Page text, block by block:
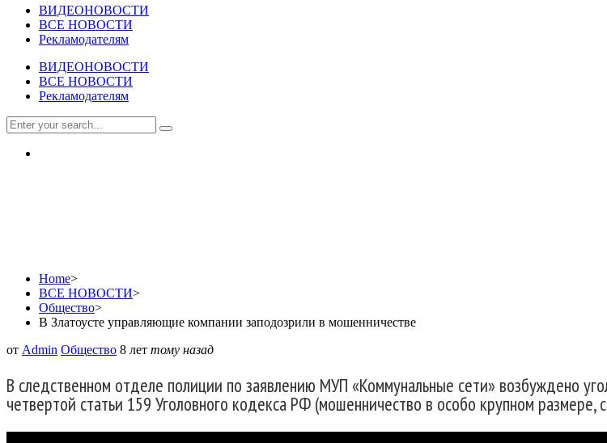
ВИДЕОНОВОСТИ
ВСЕ НОВОСТИ
Рекламодателям
ВИДЕОНОВОСТИ
ВСЕ НОВОСТИ
Рекламодателям
Home>
ВСЕ НОВОСТИ>
Общество>
В Златоусте управляющие компании заподозрили в мошенничестве
от Admin Общество 8 лет тому назад
В следственном отделе полиции по заявлению МУП «Коммунальные сети» возбуждено
четвертой статьи 159 Уголовного кодекса РФ (мошенничество в особо крупном размере,